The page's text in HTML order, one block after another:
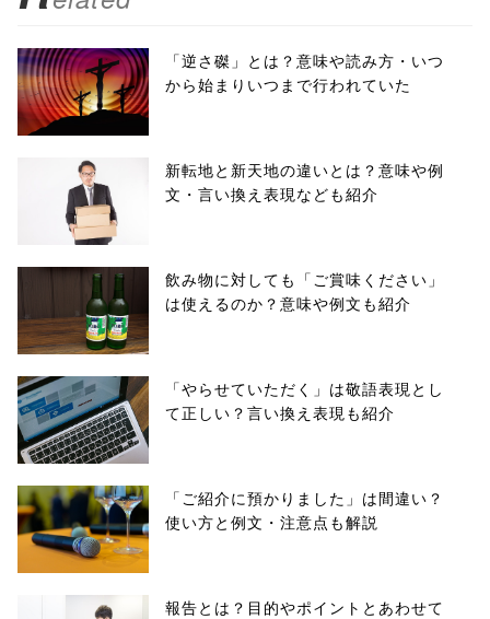
「逆さ磔」とは？意味や読み方・いつ
から始まりいつまで行われていた
新転地と新天地の違いとは？意味や例
文・言い換え表現なども紹介
飲み物に対しても「ご賞味ください」
は使えるのか？意味や例文も紹介
「やらせていただく」は敬語表現とし
て正しい？言い換え表現も紹介
「ご紹介に預かりました」は間違い？
使い方と例文・注意点も解説
報告とは？目的やポイントとあわせて